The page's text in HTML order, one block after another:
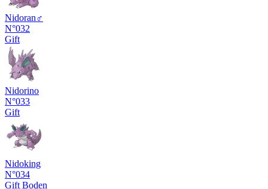
Nidoran♂
N°032
Gift
Nidorino
N°033
Gift
Nidoking
N°034
Gift Boden